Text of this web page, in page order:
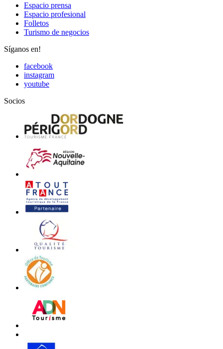
Espacio prensa
Espacio profesional
Folletos
Turismo de negocios
Síganos en!
facebook
instagram
youtube
Socios